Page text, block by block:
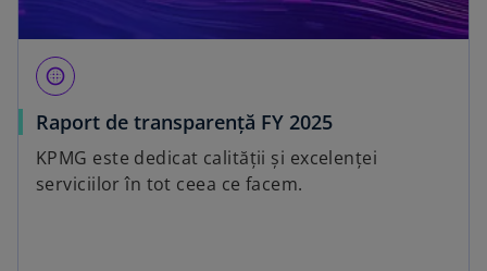
blur_circular
Raport de transparență FY 2025
KPMG este dedicat calității și excelenței
serviciilor în tot ceea ce facem.